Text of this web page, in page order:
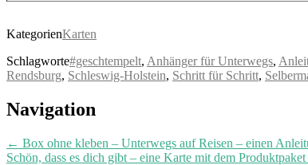
KategorienKarten
Schlagworte#geschtempelt, Anhänger für Unterwegs,
Rendsburg, Schleswig-Holstein, Schritt für Schritt,
Post
Navigation
← Box ohne kleben – Unterwegs auf Reisen – einen
Schön, dass es dich gibt – eine Karte mit dem